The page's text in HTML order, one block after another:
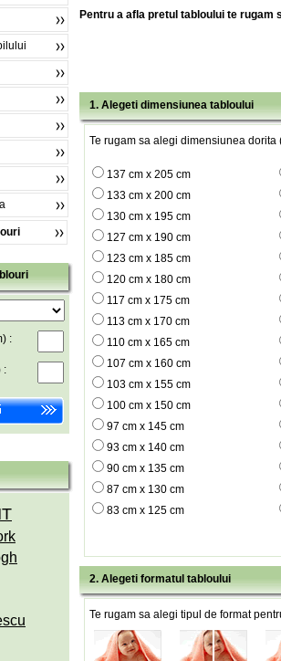
:
:
Pentru a afla pretul tabloului te rugam
1. Alegeti dimensiunea tabloului
Te rugam sa alegi dimensiunea dorita
137 cm x 205 cm
133 cm x 200 cm
130 cm x 195 cm
127 cm x 190 cm
123 cm x 185 cm
120 cm x 180 cm
117 cm x 175 cm
113 cm x 170 cm
110 cm x 165 cm
107 cm x 160 cm
103 cm x 155 cm
100 cm x 150 cm
97 cm x 145 cm
93 cm x 140 cm
90 cm x 135 cm
87 cm x 130 cm
83 cm x 125 cm
2. Alegeti formatul tabloului
Te rugam sa alegi tipul de format